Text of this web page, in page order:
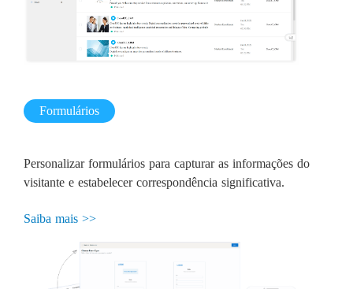
Formulários
Personalizar formulários para capturar as informações do
visitante e estabelecer correspondência significativa.
Saiba mais >>